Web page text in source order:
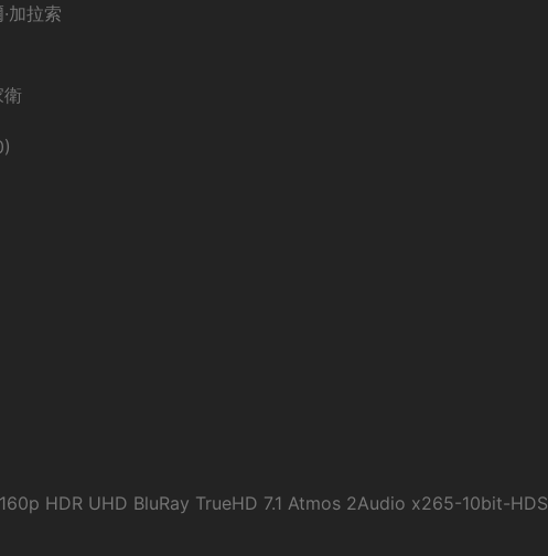
加拉索
衛
HDR UHD BluRay TrueHD 7.1 Atmos 2Audio x265-10bit-HDS